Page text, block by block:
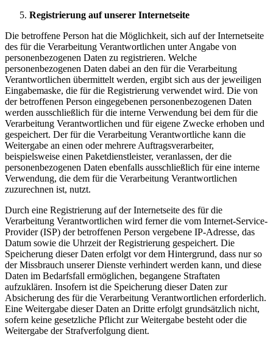
Registrierung auf unserer Internetseite
Die betroffene Person hat die Möglichkeit, sich auf der Internetseite
des für die Verarbeitung Verantwortlichen unter Angabe von
personenbezogenen Daten zu registrieren. Welche
personenbezogenen Daten dabei an den für die Verarbeitung
Verantwortlichen übermittelt werden, ergibt sich aus der jeweiligen
Eingabemaske, die für die Registrierung verwendet wird. Die von
der betroffenen Person eingegebenen personenbezogenen Daten
werden ausschließlich für die interne Verwendung bei dem für die
Verarbeitung Verantwortlichen und für eigene Zwecke erhoben und
gespeichert. Der für die Verarbeitung Verantwortliche kann die
Weitergabe an einen oder mehrere Auftragsverarbeiter,
beispielsweise einen Paketdienstleister, veranlassen, der die
personenbezogenen Daten ebenfalls ausschließlich für eine interne
Verwendung, die dem für die Verarbeitung Verantwortlichen
zuzurechnen ist, nutzt.
Durch eine Registrierung auf der Internetseite des für die
Verarbeitung Verantwortlichen wird ferner die vom Internet-Service-
Provider (ISP) der betroffenen Person vergebene IP-Adresse, das
Datum sowie die Uhrzeit der Registrierung gespeichert. Die
Speicherung dieser Daten erfolgt vor dem Hintergrund, dass nur so
der Missbrauch unserer Dienste verhindert werden kann, und diese
Daten im Bedarfsfall ermöglichen, begangene Straftaten
aufzuklären. Insofern ist die Speicherung dieser Daten zur
Absicherung des für die Verarbeitung Verantwortlichen erforderlich.
Eine Weitergabe dieser Daten an Dritte erfolgt grundsätzlich nicht,
sofern keine gesetzliche Pflicht zur Weitergabe besteht oder die
Weitergabe der Strafverfolgung dient.